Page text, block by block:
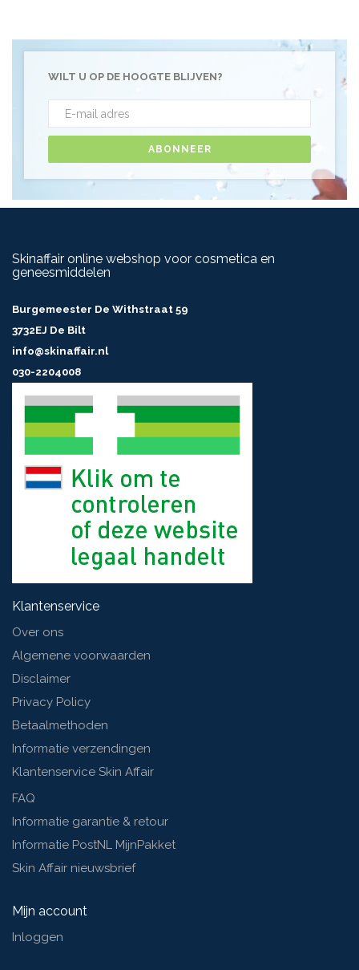
WILT U OP DE HOOGTE BLIJVEN?
ABONNEER
Skinaffair online webshop voor cosmetica en
geneesmiddelen
Burgemeester De Withstraat 59
3732EJ De Bilt
info@skinaffair.nl
030-2204008
Klantenservice
Over ons
Algemene voorwaarden
Disclaimer
Privacy Policy
Betaalmethoden
Informatie verzendingen
Klantenservice Skin Affair
FAQ
Informatie garantie & retour
Informatie PostNL MijnPakket
Skin Affair nieuwsbrief
Mijn account
Inloggen